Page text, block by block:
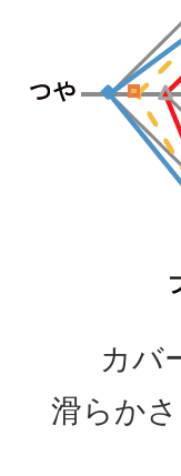
カバ
滑らか